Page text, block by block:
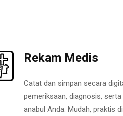
Rekam Medis
Catat dan simpan secara
pemeriksaan, diagnosis,
anabul Anda. Mudah, praktis